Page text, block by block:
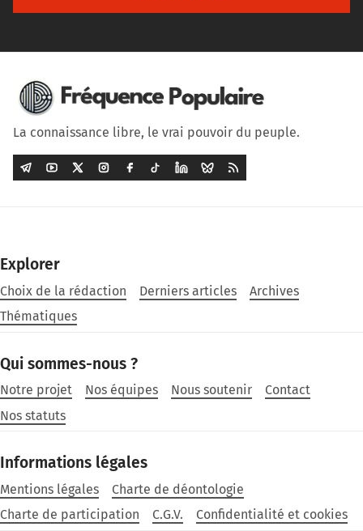
La connaissance libre, le vrai pouvoir du peuple.
Explorer
Choix de la rédaction Derniers articles
Archives
Thématiques
Qui sommes-nous ?
Notre projet Nos équipes Nous soutenir
Contact
Nos statuts
Informations légales
Mentions légales
Charte de déontologie
Charte de participation
C.G.V. Confidentialité et cookies